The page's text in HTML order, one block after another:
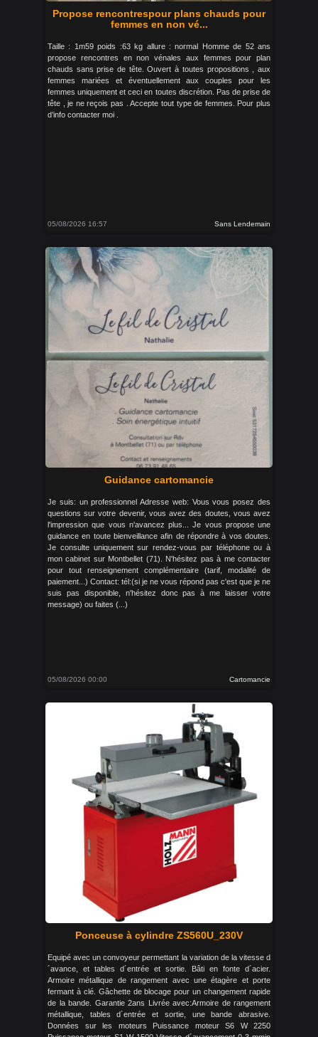
Propose rencontrespour plans chauds pour
femmes en non vé...
Taille : 1m59 poids :63 kg allure : normal Homme de 52 ans
propose rencontres en non vénales aux femmes pour plan
chauds sans prise de tête. Ouvert à toutes propositions , aux
femmes mariées et éventuellement aux couples pour les
femmes uniquement et ceci en toutes discrétion. Pas de prise de
tête , je ne reçois pas . Accepte tout type de femmes. Pour plus
d’info contacter moi .
05/08/2026 16:57 Sans Lendemain
Guidance cartomancie
Je suis: un professionnel Adresse web: Vous vous posez des
questions sur votre devenir, vous avez des doutes, vous avez
l'impression que vous n'avancez plus... Je vous propose une
guidance en toute bienveillance afin de répondre à vos doutes.
Je consulte uniquement sur rendez-vous par téléphone ou à
mon cabinet sur Montbellet (71). N'hésitez pas à me contacter
pour tout renseignement complémentaire (tarif, modalité de
paiement...) Contact: tél:(si je ne vous répond pas c'est que je ne
suis pas disponible, n'hésitez donc pas à me laisser votre
message) ou faites (...)
05/08/2026 00:00 Cartomancie
Ponceuse à cylindre ZS560U_230V
Equipé avec un convoyeur permettant la variation de la vitesse d
´avance, et tables d´entrée et sortie. Bâti en fonte d´acier.
Armoire métallique de rangement avec une étagère et porte
fermant à clé. Gâchette de blocage pour un changement rapide
de la bande. Garantie 2ans Livrée avec:Armoire de rangement
métallique, tables d´entrée et sortie, une bande abrasive.
Données sur les moteurs Puissance moteur S6 W 2250